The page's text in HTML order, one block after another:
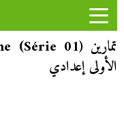
الأولى إعدادي